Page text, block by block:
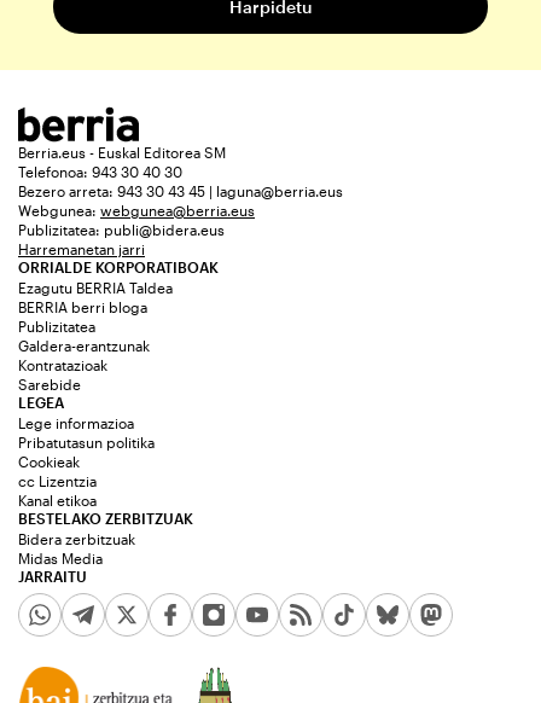
Berria.eus - Euskal Editorea SM
Telefonoa: 943 30 40 30
Bezero arreta: 943 30 43 45 | laguna@berria.eus
Webgunea: webgunea@berria.eus
Publizitatea: publi@bidera.eus
Harremanetan jarri
ORRIALDE KORPORATIBOAK
Ezagutu BERRIA Taldea
BERRIA berri bloga
Publizitatea
Galdera-erantzunak
Kontratazioak
Sarebide
JARRAITU
LEGEA
Lege informazioa
Pribatutasun politika
Cookieak
cc Lizentzia
Kanal etikoa
BESTELAKO ZERBITZUAK
Bidera zerbitzuak
Midas Media